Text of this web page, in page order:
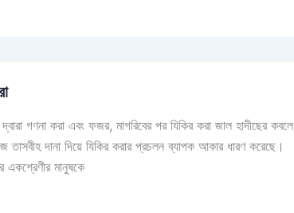
গণনা করা এবং ফজর, মাগরিবের পর যিকির করা জাল হাদীছের কবলে
একশ্রেণীর মানুষকে